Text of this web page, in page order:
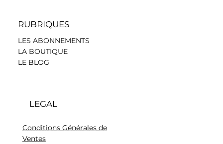
RUBRIQUES
LES ABONNEMENTS
LA BOUTIQUE
LE BLOG
LEGAL
Conditions Générales de
Ventes